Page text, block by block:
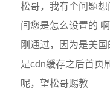
松哥，我有个问题
间您是怎么设置的
刚通过，因为是美
是cdn缓存之后首页
呢，望松哥赐教